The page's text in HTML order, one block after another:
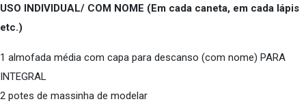
USO INDIVIDUAL/ COM NOME (Em cada caneta, em cada lápis
etc.)
1 almofada média com capa para descanso (com nome) PARA
INTEGRAL
2 potes de massinha de modelar